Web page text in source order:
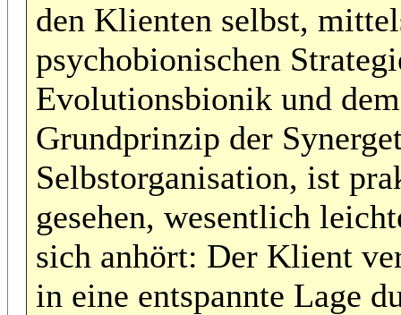
den Klienten selbst,
psychobionischen
Evolutionsbionik und dem
Grundprinzip der
Selbstorganisation, ist
gesehen, wesentlich
sich anhört: Der Klient
in eine entspannte Lage